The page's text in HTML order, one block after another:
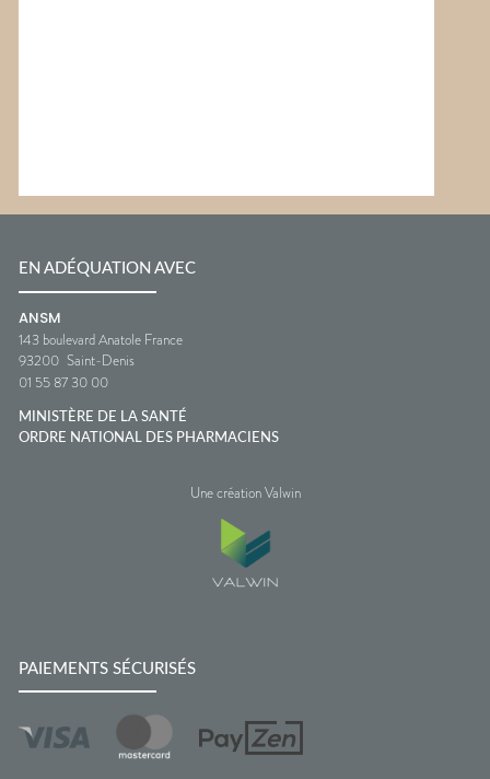
EN ADÉQUATION AVEC
ANSM
143 boulevard Anatole France
93200 Saint-Denis
01 55 87 30 00
MINISTÈRE DE LA SANTÉ
ORDRE NATIONAL DES PHARMACIENS
Une création Valwin
PAIEMENTS SÉCURISÉS